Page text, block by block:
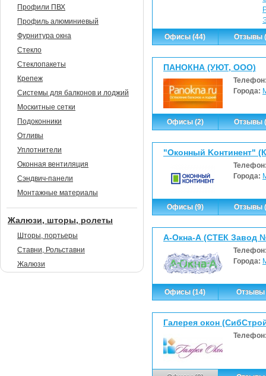
Офисы (44)
Отзывы
ПАНОКНА (УЮТ, ООО)
Города:
Офисы (2) Отзывы
"Oкoнный Koнтинeнт"
Города:
Офисы (9) Отзывы
А-Окна-А (СТЕК Завод
Города:
Офисы (14) Отзывы
Галерея окон
Профили ПВХ
Профиль алюминиевый
Фурнитура окна
Стекло
Стеклопакеты
Крепеж
Системы для балконов и лоджий
Москитные сетки
Подоконники
Отливы
Уплотнители
Оконная вентиляция
Сэндвич-панели
Монтажные материалы
Жалюзи, шторы, ролеты
Шторы, портьеры
Ставни, Рольставни
Жалюзи